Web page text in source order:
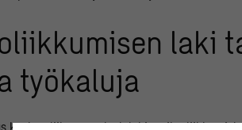
laki
työkaluja
koskee liikennepalvelulakia